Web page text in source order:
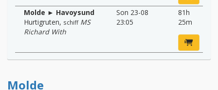
Molde ► Havoysund
Hurtigruten, schiff MS
Richard With
Son 23-08
23:05
81h
25m
Molde